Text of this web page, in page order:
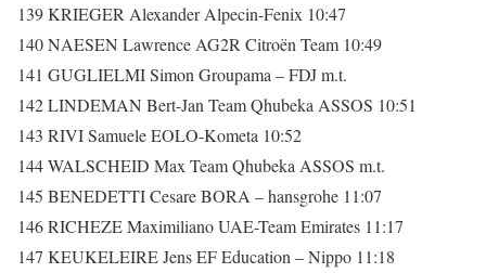
139 KRIEGER Alexander Alpecin-Fenix 10:47
140 NAESEN Lawrence AG2R Citroën Team 10:49
141 GUGLIELMI Simon Groupama – FDJ m.t.
142 LINDEMAN Bert-Jan Team Qhubeka ASSOS 10:51
143 RIVI Samuele EOLO-Kometa 10:52
144 WALSCHEID Max Team Qhubeka ASSOS m.t.
145 BENEDETTI Cesare BORA – hansgrohe 11:07
146 RICHEZE Maximiliano UAE-Team Emirates 11:17
147 KEUKELEIRE Jens EF Education – Nippo 11:18